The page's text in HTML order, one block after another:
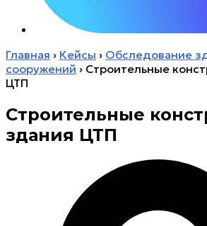
Главная › Кейсы › Обследование
сооружений › Строительные
ЦТП
Строительные
здания ЦТП